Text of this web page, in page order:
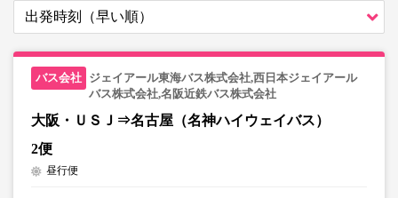
ジェイアール東海バス株式会社,西日本ジェイアール
バス株式会社,名阪近鉄バス株式会社
大阪・ＵＳＪ⇒名古屋（名神ハイウェイバス）
2便
昼行便